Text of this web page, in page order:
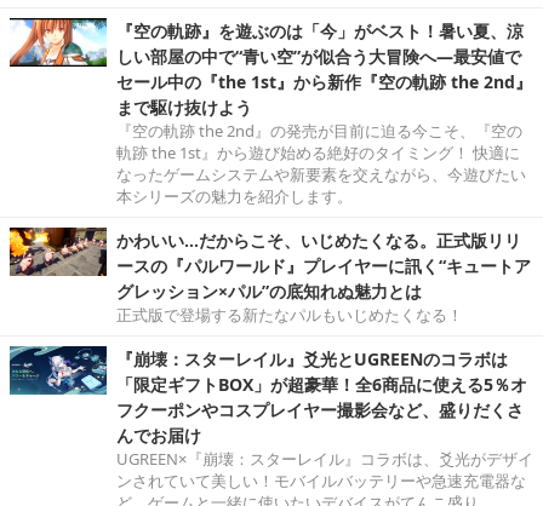
『空の軌跡』を遊ぶのは「今」がベスト！暑い夏、涼
しい部屋の中で“青い空”が似合う大冒険へ―最安値で
セール中の『the 1st』から新作『空の軌跡 the 2nd』
まで駆け抜けよう
『空の軌跡 the 2nd』の発売が目前に迫る今こそ、『空の
軌跡 the 1st』から遊び始める絶好のタイミング！ 快適に
なったゲームシステムや新要素を交えながら、今遊びたい
本シリーズの魅力を紹介します。
かわいい…だからこそ、いじめたくなる。正式版リリ
ースの『パルワールド』プレイヤーに訊く“キュートア
グレッション×パル”の底知れぬ魅力とは
正式版で登場する新たなパルもいじめたくなる！
『崩壊：スターレイル』爻光とUGREENのコラボは
「限定ギフトBOX」が超豪華！全6商品に使える5％オ
フクーポンやコスプレイヤー撮影会など、盛りだくさ
んでお届け
UGREEN×『崩壊：スターレイル』コラボは、爻光がデザイ
ンされていて美しい！モバイルバッテリーや急速充電器な